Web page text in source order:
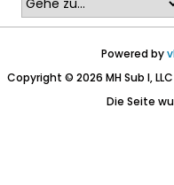
Powered by
Copyright © 2026 MH Sub I,
Die Seite